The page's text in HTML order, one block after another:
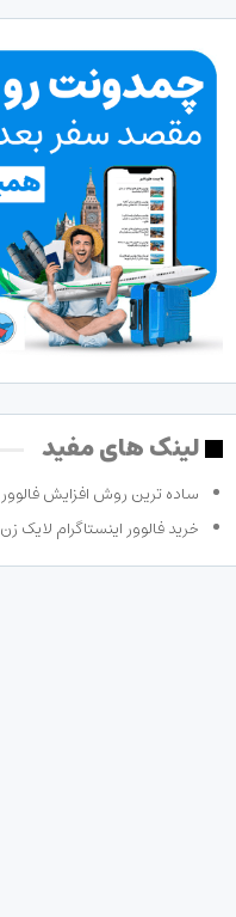
لینک های مفید
ساده ترین روش افزایش فالوور
خرید فالوور اینستاگرام لایک زن